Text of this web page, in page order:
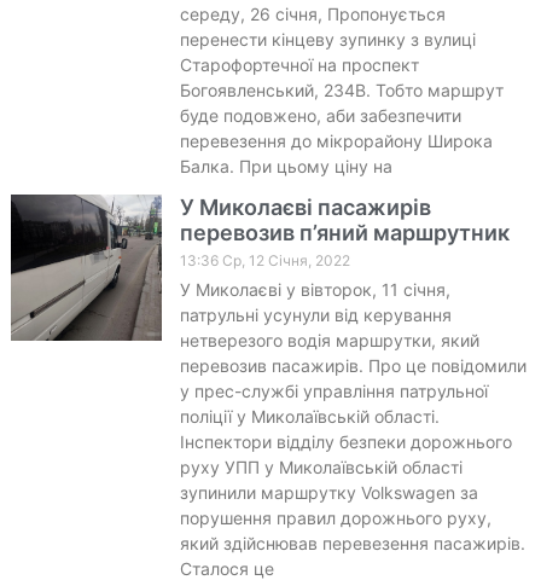
середу, 26 січня, Пропонується
перенести кінцеву зупинку з вулиці
Старофортечної на проспект
Богоявленський, 234В. Тобто маршрут
буде подовжено, аби забезпечити
перевезення до мікрорайону Широка
Балка. При цьому ціну на
У Миколаєві пасажирів
перевозив п’яний маршрутник
13:36 Ср, 12 Січня, 2022
У Миколаєві у вівторок, 11 січня,
патрульні усунули від керування
нетверезого водія маршрутки, який
перевозив пасажирів. Про це повідомили
у прес-службі управління патрульної
поліції у Миколаївській області.
Інспектори відділу безпеки дорожнього
руху УПП у Миколаївській області
зупинили маршрутку Volkswagen за
порушення правил дорожнього руху,
який здійснював перевезення пасажирів.
Сталося це